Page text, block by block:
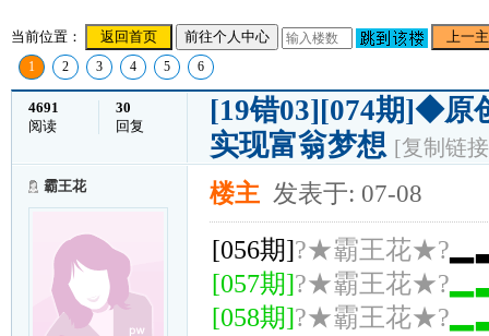
当前位置： 返回首页 前往个人中心 上一
1 2 3 4 5 6
4691
阅读
30
回复
[19错03][074期]◆
实现富翁梦想 [复制链
霸王花 楼主 发表于: 07-08
[056期]?★霸王花★?
[057期]?★霸王花★?
[058期]?★霸王花★?